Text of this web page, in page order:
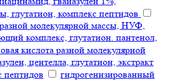
глутатион, комплекс пептидов
молекулярной массы, НУФ,
комплекс, глутатион. пантенол,
кислота разной молекулярной
центелла, глутатион, экстракт
пептидов
гидрогенизированный